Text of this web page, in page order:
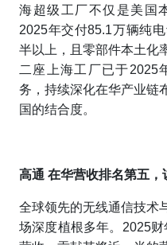
海超级工厂不仅是美
2025年交付85.1万辆纯
半以上，且零部件本土化
二座上海工厂已于2025
务，持续深化在华产业链
国的结合度。
高通 在华营收排名第五，
全球领先的无线通信技术
场深度植根多年。2025